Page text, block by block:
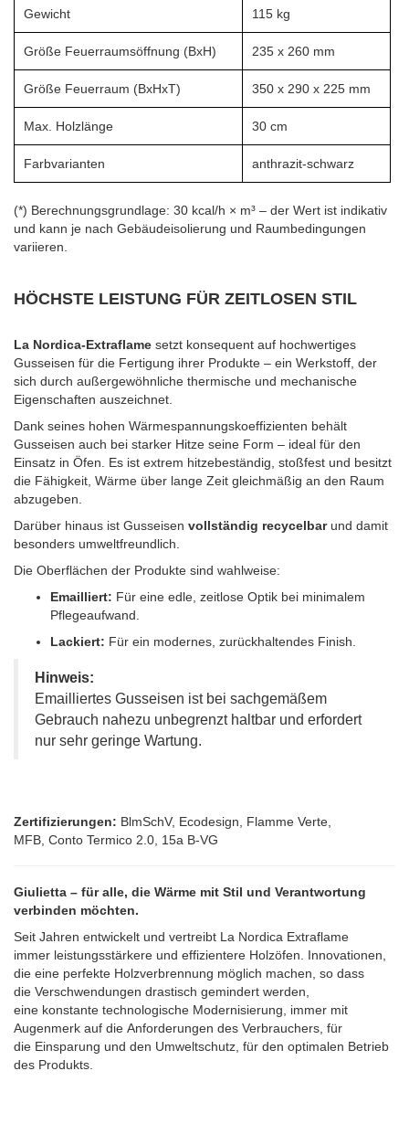
Gewicht 115 kg
Größe Feuerraumsöffnung (BxH) 235 x 260 mm
Größe Feuerraum (BxHxT) 350 x 290 x 225 mm
Max. Holzlänge 30 cm
Farbvarianten anthrazit-schwarz
(*) Berechnungsgrundlage: 30 kcal/h × m³ – der Wert ist indikativ
und kann je nach Gebäudeisolierung und Raumbedingungen
variieren.
HÖCHSTE LEISTUNG FÜR ZEITLOSEN STIL
La Nordica-Extraflame setzt konsequent auf hochwertiges
Gusseisen für die Fertigung ihrer Produkte – ein Werkstoff, der
sich durch außergewöhnliche thermische und mechanische
Eigenschaften auszeichnet.
Dank seines hohen Wärmespannungskoeffizienten behält
Gusseisen auch bei starker Hitze seine Form – ideal für den
Einsatz in Öfen. Es ist extrem hitzebeständig, stoßfest und besitzt
die Fähigkeit, Wärme über lange Zeit gleichmäßig an den Raum
abzugeben.
Darüber hinaus ist Gusseisen vollständig recycelbarund damit
besonders umweltfreundlich.
Die Oberflächen der Produkte sind wahlweise:
Emailliert: Für eine edle, zeitlose Optik bei minimalem
Pflegeaufwand.
Lackiert: Für ein modernes, zurückhaltendes Finish.
Hinweis:
Emailliertes Gusseisen ist bei sachgemäßem
Gebrauch nahezu unbegrenzt haltbar und erfordert
nur sehr geringe Wartung.
Zertifizierungen: BlmSchV, Ecodesign, Flamme Verte,
MFB, Conto Termico 2.0, 15a B-VG
Giulietta – für alle, die Wärme mit Stil und Verantwortung
verbinden möchten.
Seit Jahren entwickelt und vertreibt La Nordica Extraflame
immer leistungsstärkere und effizientere Holzöfen. Innovationen,
die eine perfekte Holzverbrennung möglich machen, so dass
die Verschwendungen drastisch gemindert werden,
eine konstante technologische Modernisierung, immer mit
Augenmerk auf die Anforderungen des Verbrauchers, für
die Einsparung und den Umweltschutz, für den optimalen Betrieb
des Produkts.